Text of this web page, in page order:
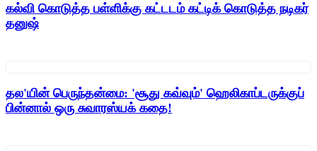
கல்வி கொடுத்த பள்ளிக்கு கட்டடம் கட்டிக் கொடுத்த நடிகர்
தனுஷ்
தல'யின் பெருந்தன்மை: 'சூது கவ்வும்' ஹெலிகாப்டருக்குப்
பின்னால் ஒரு சுவாரஸ்யக் கதை!